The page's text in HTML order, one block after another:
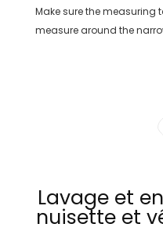
Make sure the measuring
measure around the
Lavage et
nuisette et